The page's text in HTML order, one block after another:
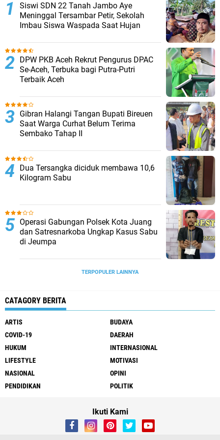
Siswi SDN 22 Tanah Jambo Aye
Meninggal Tersambar Petir, Sekolah
Imbau Siswa Waspada Saat Hujan
DPW PKB Aceh Rekrut Pengurus DPAC
Se-Aceh, Terbuka bagi Putra-Putri
Terbaik Aceh
Gibran Halangi Tangan Bupati Bireuen
Saat Warga Curhat Belum Terima
Sembako Tahap II
Dua Tersangka diciduk membawa 10,6
Kilogram Sabu
Operasi Gabungan Polsek Kota Juang
dan Satresnarkoba Ungkap Kasus Sabu
di Jeumpa
TERPOPULER LAINNYA
CATAGORY BERITA
ARTIS
BUDAYA
COVID-19
DAERAH
HUKUM
INTERNASIONAL
LIFESTYLE
MOTIVASI
NASIONAL
OPINI
PENDIDIKAN
POLITIK
Ikuti Kami